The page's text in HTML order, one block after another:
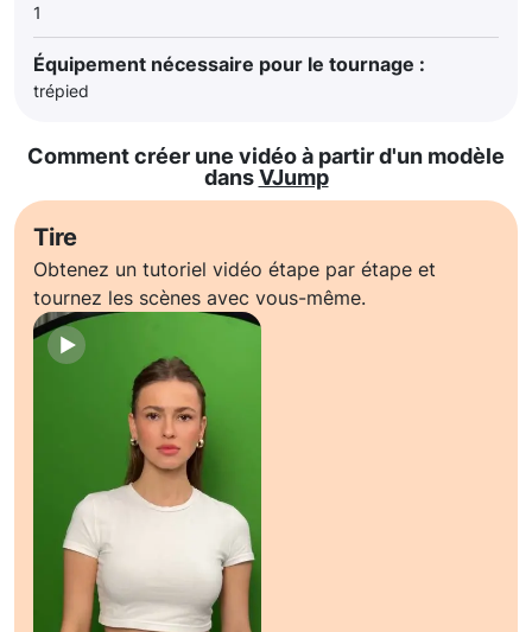
1
Équipement nécessaire pour le tournage :
trépied
Comment créer une vidéo à partir d'un modèle
dansVJump
Tire
Obtenez un tutoriel vidéo étape par étape et
tournez les scènes avec vous-même.